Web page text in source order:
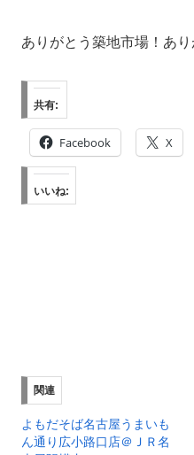
ありがとう築地市場！あり
共有:
Facebook X
いいね:
関連
よもだそば名古屋うまいも
ん通り広小路口店＠ＪＲ名